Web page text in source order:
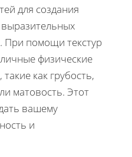
для создания
При помощи текстур
физические
как грубость,
матовость. Этот
вашему
и